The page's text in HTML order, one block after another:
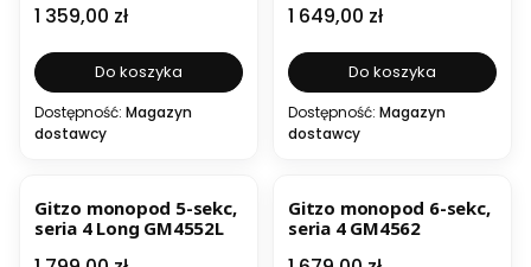
Cena
1 359,00 zł
Do koszyka
Dostępność: Magazyn
dostawcy
Cena
1 649,00 zł
Do koszyka
Dostępność: Magazyn
dostawcy
Gitzo monopod 5-sekc,
seria 4 Long GM4552L
Gitzo monopod 6-sekc,
seria 4 GM4562